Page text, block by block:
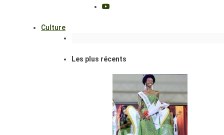
Culture
Les plus récents